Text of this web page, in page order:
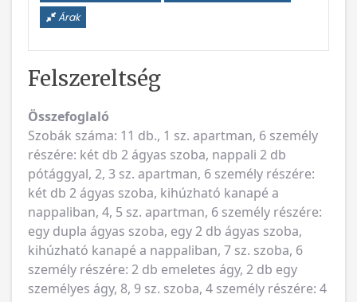
Árak
Felszereltség
Összefoglaló
Szobák száma: 11 db., 1 sz. apartman, 6 személy
részére: két db 2 ágyas szoba, nappali 2 db
pótággyal, 2, 3 sz. apartman, 6 személy részére:
két db 2 ágyas szoba, kihúzható kanapé a
nappaliban, 4, 5 sz. apartman, 6 személy részére:
egy dupla ágyas szoba, egy 2 db ágyas szoba,
kihúzható kanapé a nappaliban, 7 sz. szoba, 6
személy részére: 2 db emeletes ágy, 2 db egy
személyes ágy, 8, 9 sz. szoba, 4 személy részére: 4